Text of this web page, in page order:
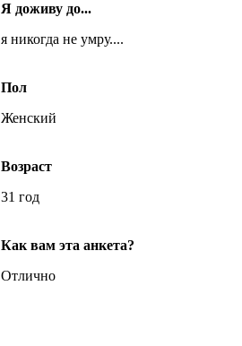
Я доживу до...
я никогда не умру....
Пол
Женский
Возраст
31 год
Как вам эта анкета?
Отлично